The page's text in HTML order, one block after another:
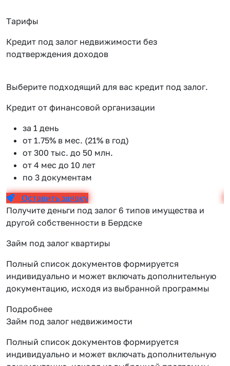
Тарифы
Кредит под залог недвижимости без
подтверждения доходов
Выберите подходящий для вас кредит под залог.
Кредит от финансовой организации
за 1 день
от 1.75% в мес. (21% в год)
от 300 тыс. до 50 млн.
от 4 мес до 10 лет
по 3 документам
Оставить заявку
Получите деньги под залог 6 типов имущества и
другой собственности в Бердске
Займ под залог квартиры
Полный список документов формируется
индивидуально и может включать дополнительную
документацию, исходя из выбранной программы
Подробнее
Займ под залог недвижимости
Полный список документов формируется
индивидуально и может включать дополнительную